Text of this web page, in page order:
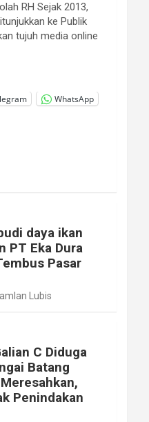
RH Sejak 2013,
ke Publik
tujuh media online
WhatsApp
daya ikan
PT Eka Dura
Pasar
Lubis
C Diduga
Batang
Penindakan